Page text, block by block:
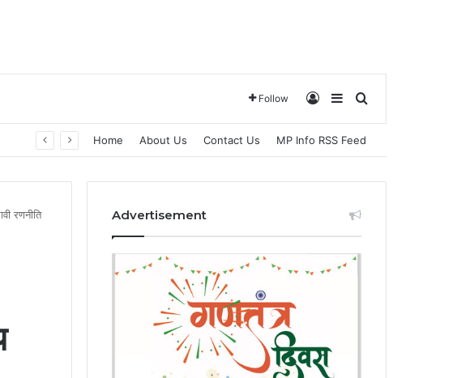
Follow Log InSidebarSearch for
Home About Us Contact Us MP Info RSS Feed
रणनीति Advertisement